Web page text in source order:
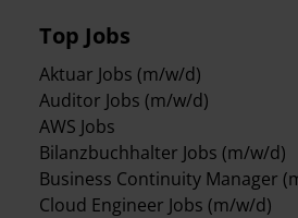
Top Jobs
Aktuar Jobs (m/w/d)
Auditor Jobs (m/w/d)
AWS Jobs
Bilanzbuchhalter Jobs (m/w/d)
Business Continuity Manager
Cloud Engineer Jobs (m/w/d)